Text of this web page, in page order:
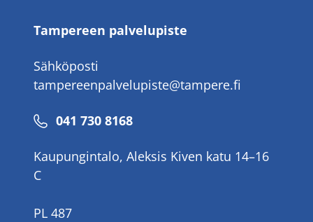
Tampereen palvelupiste
Sähköposti
tampereenpalvelupiste@tampere.fi
Puhelinnumero
041 730 8168
Kaupungintalo, Aleksis Kiven katu 14–16
C
PL 487